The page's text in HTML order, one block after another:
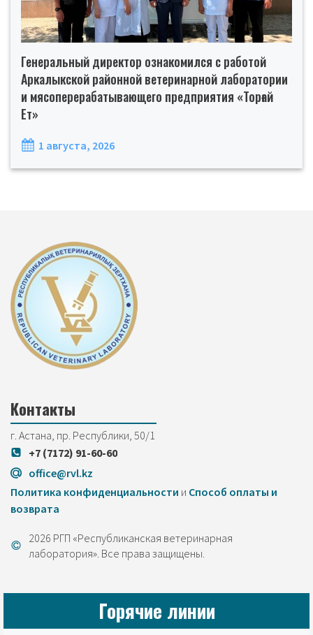
Генеральный директор ознакомился с работой
Аркалыкской районной ветеринарной лаборатории
и мясоперерабатывающего предприятия «Торғай
Ет»
1 августа, 2026
Контакты
г. Астана, пр. Республики, 50/1
+7 (7172) 91-60-60
office@rvl.kz
Политика конфиденциальности и Cпособ оплаты и
возврата
2026 РГП «Республиканская ветеринарная
лаборатория». Все права защищены.
Горячие линии